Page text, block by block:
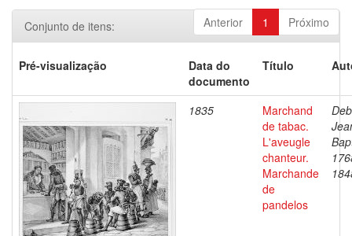
Anterior 1 Próximo
Conjunto de itens:
Pré-visualização
Data do
documento
Título
1835
Marchand
de tabac.
L'aveugle
chanteur.
Marchande
de
pandelos